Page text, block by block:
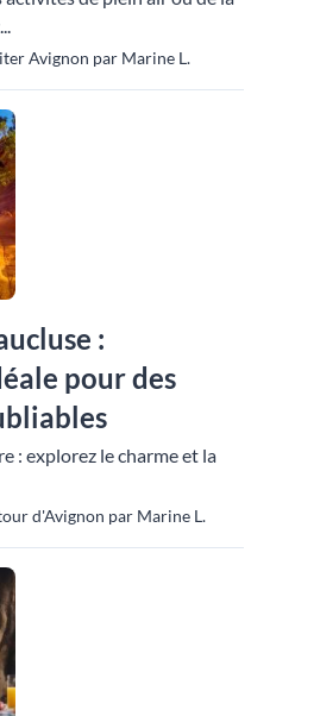
Avignon par Marine L.
:
pour des
: explorez le charme et la
d'Avignon par Marine L.